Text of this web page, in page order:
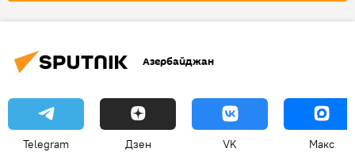
Азербайджан
Telegram Дзен VK Макс